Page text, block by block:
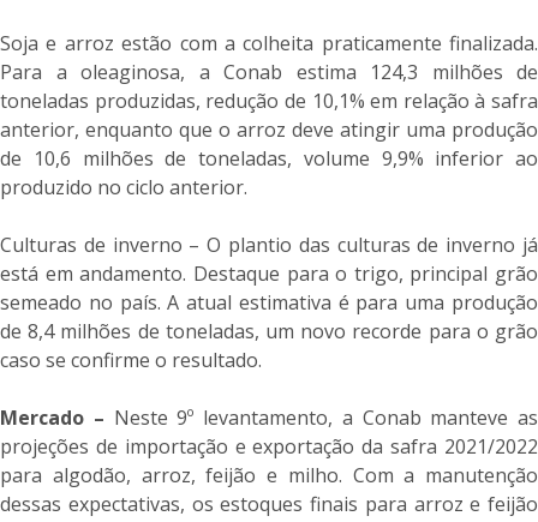
Soja e arroz estão com a colheita praticamente finalizada.
Para a oleaginosa, a Conab estima 124,3 milhões de
toneladas produzidas, redução de 10,1% em relação à safra
anterior, enquanto que o arroz deve atingir uma produção
de 10,6 milhões de toneladas, volume 9,9% inferior ao
produzido no ciclo anterior.
Culturas de inverno – O plantio das culturas de inverno já
está em andamento. Destaque para o trigo, principal grão
semeado no país. A atual estimativa é para uma produção
de 8,4 milhões de toneladas, um novo recorde para o grão
caso se confirme o resultado.
Mercado – Neste 9º levantamento, a Conab manteve as
projeções de importação e exportação da safra 2021/2022
para algodão, arroz, feijão e milho. Com a manutenção
dessas expectativas, os estoques finais para arroz e feijão